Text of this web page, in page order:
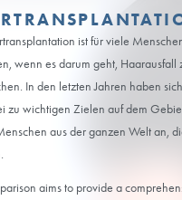
Haartransplantation ist für
wenn es darum